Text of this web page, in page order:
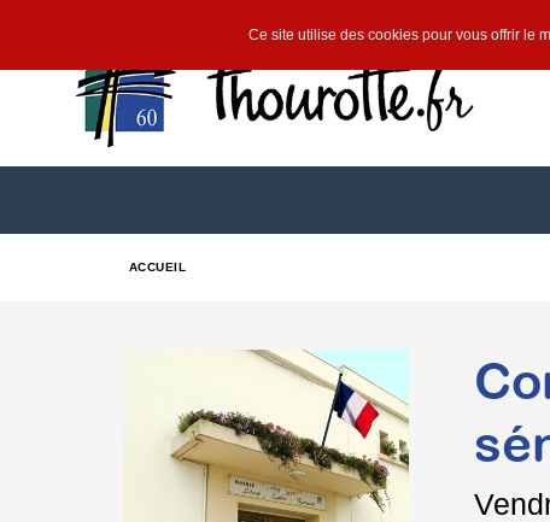
ACCUEIL
Ce site utilise des cookies pour vous offrir le